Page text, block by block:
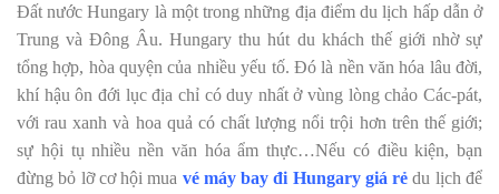
Ðất nước Hungary là một trong những địa điểm du lịch hấp dẫn ở
Trung và Ðông Âu. Hungary thu hút du khách thế giới nhờ sự
tổng hợp, hòa quyện của nhiều yếu tố. Ðó là nền văn hóa lâu đời,
khí hậu ôn đới lục địa chỉ có duy nhất ở vùng lòng chảo Các-pát,
với rau xanh và hoa quả có chất lượng nổi trội hơn trên thế giới;
sự hội tụ nhiều nền văn hóa ẩm thực…Nếu có điều kiện, bạn
đừng bỏ lỡ cơ hội mua vé máy bay đi Hungary giá rẻ du lịch để